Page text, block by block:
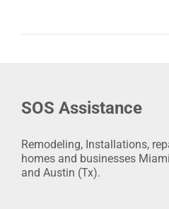
SOS Assistance
Remodeling, Installations,
homes and businesses
and Austin (Tx).